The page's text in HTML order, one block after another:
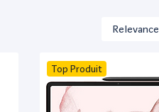
Top Produit